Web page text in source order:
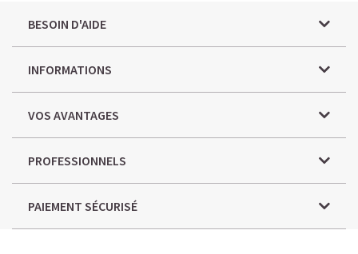
BESOIN D'AIDE
INFORMATIONS
VOS AVANTAGES
PROFESSIONNELS
PAIEMENT SÉCURISÉ